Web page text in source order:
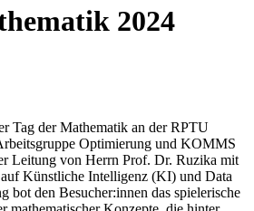
2024
Tag der Mathematik an der RPTU
Optimierung und KOMMS
Leitung von Herrn Prof. Dr. Ruzika mit
Künstliche Intelligenz (KI) und Data
bot den Besucher:innen das spielerische